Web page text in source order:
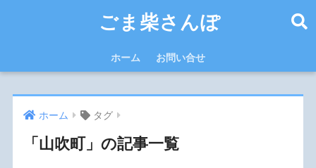
ごま柴さんぽ
ホーム お問い合せ
ホーム タグ
「山吹町」の記事一覧